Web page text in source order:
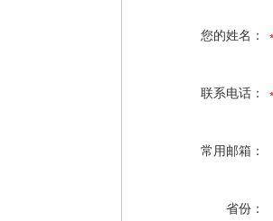
您的姓名：
联系电话：
常用邮箱：
省份：